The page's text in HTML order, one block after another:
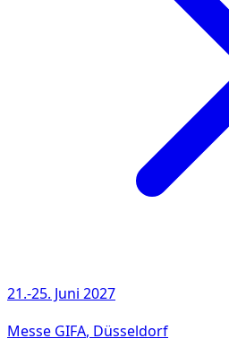
21.-25. Juni 2027
Messe GIFA, Düsseldorf